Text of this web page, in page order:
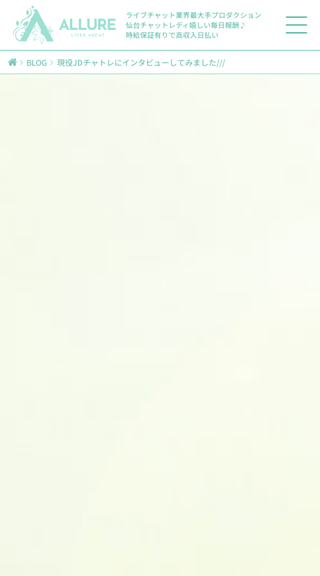
ライブチャット業界最大手プロダクション
仙台チャットレディ嬉しい毎日報酬♪
時給保証有りで高収入日払い
BLOG 現役JDチャトレにインタビューしてみました///